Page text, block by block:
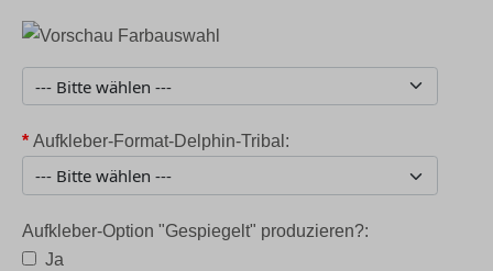
* Aufkleber-Format-Delphin-Tribal:
Aufkleber-Option "Gespiegelt" produzieren?:
Ja